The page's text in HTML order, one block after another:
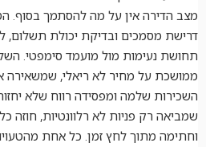
מצב הדירה אין על מה להסתמך בסוף.
דרישת מסמכים ובדיקת יכולת תשלום,
תחושת נעימות מול מועמד סימפטי.
ממושכת על מחיר לא ריאלי, שמשאירה
השכירות שלמה ומפסידה רווח שלא
שמביאה רק פניות לא רלוונטיות, חוזה
וחתימה מתוך לחץ זמן. כל אחת